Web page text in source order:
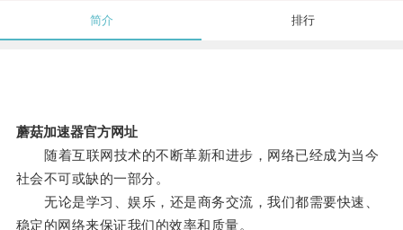
简介 排行
蘑菇加速器官方网址
随着互联网技术的不断革新和进步，网络已经成为当今
社会不可或缺的一部分。
无论是学习、娱乐，还是商务交流，我们都需要快速、
稳定的网络来保证我们的效率和质量。